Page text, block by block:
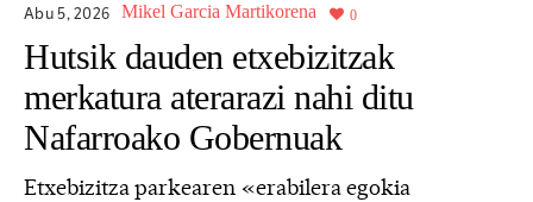
Abu 5,2026 Mikel Garcia Martikorena 0
Hutsik dauden etxebizitzak
merkatura aterarazi nahi ditu
Nafarroako Gobernuak
Etxebizitza parkearen «erabilera egokia